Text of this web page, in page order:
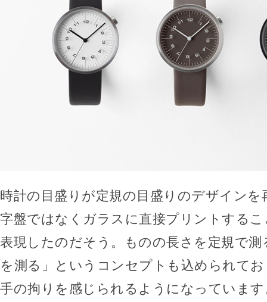
時計の目盛りが定規の目盛りのデザインを
字盤ではなくガラスに直接プリントする
表現したのだそう。ものの長さを定規で測
を測る」というコンセプトも込められて
手の拘りを感じられるようになっていま